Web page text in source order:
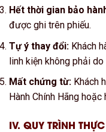
Hết thời gian bảo
được ghi trên phiếu.
Tự ý thay đổi: Khách
linh kiện không phải
Mất chứng từ: Khách
Hành Chính Hãng
IV. QUY TRÌNH